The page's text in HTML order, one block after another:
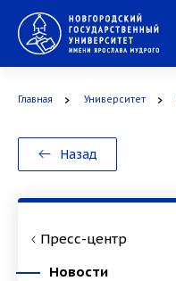
Главная Университет
Назад
Пресс-центр
Новости